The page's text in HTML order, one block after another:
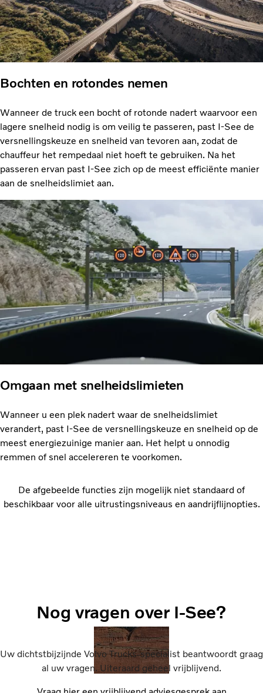
Bochten en rotondes nemen
Wanneer de truck een bocht of rotonde nadert waarvoor een
lagere snelheid nodig is om veilig te passeren, past I-See de
versnellingskeuze en snelheid van tevoren aan, zodat de
chauffeur het rempedaal niet hoeft te gebruiken. Na het
passeren ervan past I-See zich op de meest efficiënte manier
aan de snelheidslimiet aan.
Omgaan met snelheidslimieten
Wanneer u een plek nadert waar de snelheidslimiet
verandert, past I-See de versnellingskeuze en snelheid op de
meest energiezuinige manier aan. Het helpt u onnodig
remmen of snel accelereren te voorkomen.
De afgebeelde functies zijn mogelijk niet standaard of
beschikbaar voor alle uitrustingsniveaus en aandrijflijnopties.
Nog vragen over I-See?
Uw dichtstbijzijnde Volvo Trucks-specialist beantwoordt graag
al uw vragen. Uiteraard geheel vrijblijvend.